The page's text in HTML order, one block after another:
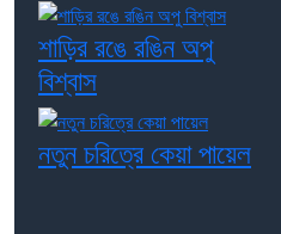
শাড়ির রঙে রঙিন অপু
বিশ্বাস
নতুন চরিত্রে কেয়া পায়েল